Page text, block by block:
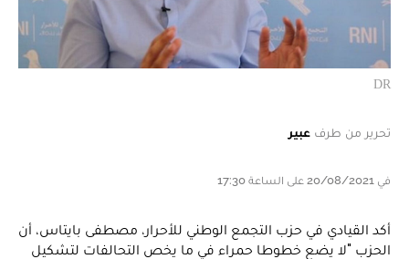
DR
تحرير من طرف عبير
في 20/08/2021 على الساعة 17:30
أكد القيادي في حزب التجمع الوطني للأحرار، مصطفى بايتاس، أن
الحزب "لا يضع خطوطا حمراء في ما يخص التحالفات لتشكيل